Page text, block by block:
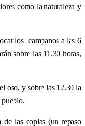
como la naturaleza y
los campanos a las 6
sobre las 11.30 horas,
oso, y sobre las 12.30 la
de las coplas (un repaso